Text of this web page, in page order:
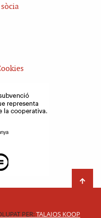
PER:TALAIOS KOOP